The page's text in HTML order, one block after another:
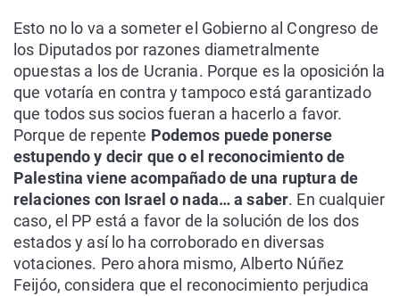
Esto no lo va a someter el Gobierno al Congreso de
los Diputados por razones diametralmente
opuestas a los de Ucrania. Porque es la oposición la
que votaría en contra y tampoco está garantizado
que todos sus socios fueran a hacerlo a favor.
Porque de repente Podemos puede ponerse
estupendo y decir que o el reconocimiento de
Palestina viene acompañado de una ruptura de
relaciones con Israel o nada… a saber. En cualquier
caso, el PP está a favor de la solución de los dos
estados y así lo ha corroborado en diversas
votaciones. Pero ahora mismo, Alberto Núñez
Feijóo, considera que el reconocimiento perjudica